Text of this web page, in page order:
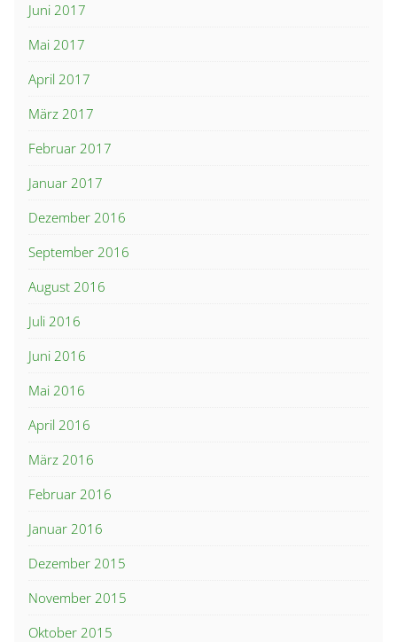
Juni 2017
Mai 2017
April 2017
März 2017
Februar 2017
Januar 2017
Dezember 2016
September 2016
August 2016
Juli 2016
Juni 2016
Mai 2016
April 2016
März 2016
Februar 2016
Januar 2016
Dezember 2015
November 2015
Oktober 2015